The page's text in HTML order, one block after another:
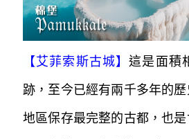
【 艾菲索斯古城】這是面積
跡，至今已經有兩千多年的
地區保存最完整的古都，也